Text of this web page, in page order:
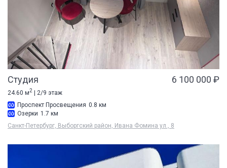
Студия 6 100 000 ₽
24.60 м2
| 2/9 этаж
Проспект Просвещения 0.8 км
Озерки 1.7 км
Санкт-Петербург, Выборгский район, Ивана Фомина ул., 8